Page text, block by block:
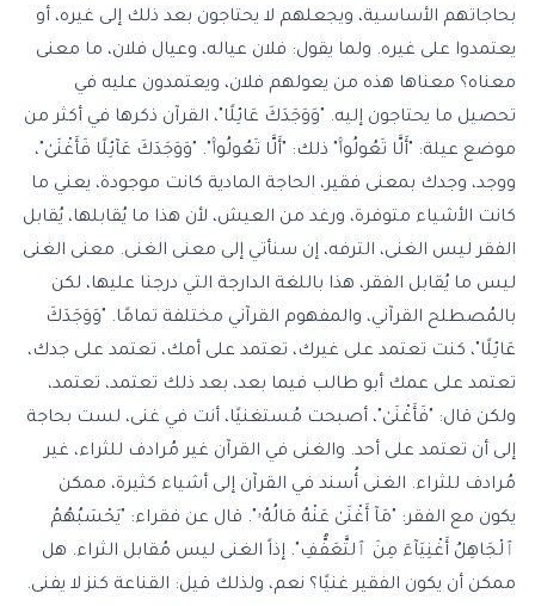
بحاجاتهم الأساسية، ويجعلهم لا يحتاجون بعد ذلك إلى غيره، أو
يعتمدوا على غيره. ولما يقول: فلان عياله، وعيال فلان، ما معنى
معناه؟ معناها هذه من يعولهم فلان، ويعتمدون عليه في
تحصيل ما يحتاجون إليه. "وَوَجَدَكَ عَائِلًا"، القرآن ذكرها في أكثر من
موضع عيلة: "أَلَّا تَعُولُوا۟" ذلك: "أَلَّا تَعُولُوا۟". "وَوَجَدَكَ عَآئِلًا فَأَغْنَىٰ"،
ووجد، وجدك بمعنى فقير، الحاجة المادية كانت موجودة، يعني ما
كانت الأشياء متوفرة، ورغد من العيش، لأن هذا ما يُقابلها، يُقابل
الفقر ليس الغنى، الترفه، إن سنأتي إلى معنى الغنى. معنى الغنى
ليس ما يُقابل الفقر، هذا باللغة الدارجة التي درجنا عليها، لكن
بالمُصطلح القرآني، والمفهوم القرآني مختلفة تمامًا. "وَوَجَدَكَ
عَائِلًا"، كنت تعتمد على غيرك، تعتمد على أمك، تعتمد على جدك،
تعتمد على عمك أبو طالب فيما بعد، بعد ذلك تعتمد، تعتمد،
ولكن قال: "فَأَغْنَىٰ"، أصبحت مُستغنيًا، أنت في غنى، لست بحاجة
إلى أن تعتمد على أحد. والغنى في القرآن غير مُرادف للثراء، غير
مُرادف للثراء. الغنى أُسند في القرآن إلى أشياء كثيرة، ممكن
يكون مع الفقر: "مَآ أَغْنَىٰ عَنْهُ مَالُهُۥ". قال عن فقراء: "يَحْسَبُهُمُ
ٱلْجَاهِلُ أَغْنِيَآءَ مِنَ ٱلتَّعَفُّفِ". إذاً الغنى ليس مُقابل الثراء. هل
ممكن أن يكون الفقير غنيًا؟ نعم، ولذلك قيل: القناعة كنز لا يفنى.